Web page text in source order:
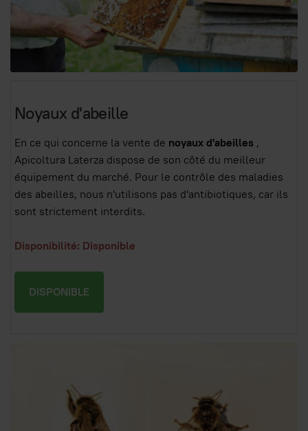
Noyaux d'abeille
En ce qui concerne la vente de noyaux d'abeilles ,
Apicoltura Laterza dispose de son côté du meilleur
équipement du marché. Pour le contrôle des maladies
des abeilles, nous n'utilisons pas d'antibiotiques, car ils
sont strictement interdits.
Disponibilité: Disponible
DISPONIBLE